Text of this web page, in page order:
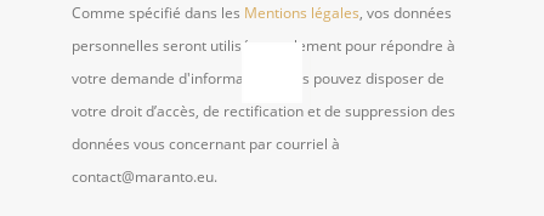
Comme spécifié dans les Mentions légales, vos données
personnelles seront utilisées seulement pour répondre à
votre demande d'information. Vous pouvez disposer de
votre droit d’accès, de rectification et de suppression des
données vous concernant par courriel à
contact@maranto.eu.